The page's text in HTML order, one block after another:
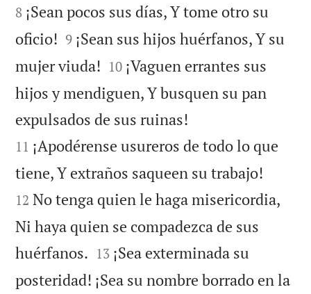
8 ¡Sean pocos sus días, Y tome otro su
oficio! 

9 ¡Sean sus hijos huérfanos, Y su
mujer viuda! 

10 ¡Vaguen errantes sus
hijos y mendiguen, Y busquen su pan
expulsados de sus ruinas!
11 ¡Apodérense usureros de todo lo que
tiene, Y extraños saqueen su trabajo!
12 No tenga quien le haga misericordia,
Ni haya quien se compadezca de sus
huérfanos. 

13 ¡Sea exterminada su
posteridad! ¡Sea su nombre borrado en la